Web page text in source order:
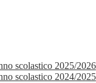
scolastico 2025/2026
scolastico 2024/2025